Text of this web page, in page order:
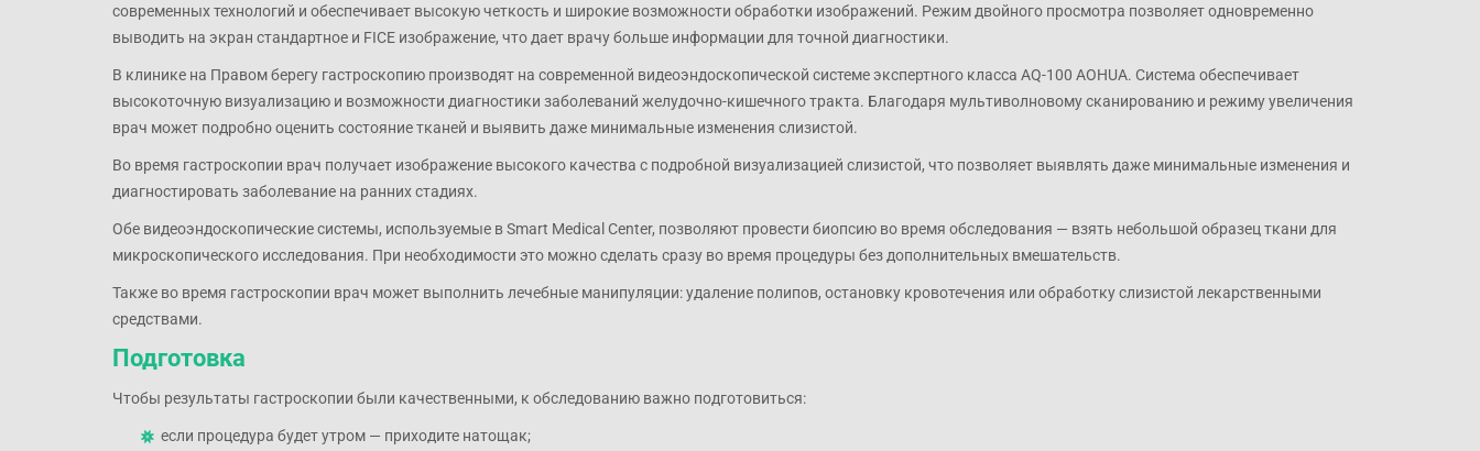
современных технологий и обеспечивает высокую четкость и широкие возможности обработки изображений. Режим двойного просмотра позволяет одновременно
выводить на экран стандартное и FICE изображение, что дает врачу больше информации для точной диагностики.
В клинике на Правом берегу гастроскопию производят на современной видеоэндоскопической системе экспертного класса AQ-100 AOHUA. Система обеспечивает
высокоточную визуализацию и возможности диагностики заболеваний желудочно-кишечного тракта. Благодаря мультиволновому сканированию и режиму увеличения
врач может подробно оценить состояние тканей и выявить даже минимальные изменения слизистой.
Во время гастроскопии врач получает изображение высокого качества с подробной визуализацией слизистой, что позволяет выявлять даже минимальные изменения и
диагностировать заболевание на ранних стадиях.
Обе видеоэндоскопические системы, используемые в Smart Medical Center, позволяют провести биопсию во время обследования — взять небольшой образец ткани для
микроскопического исследования. При необходимости это можно сделать сразу во время процедуры без дополнительных вмешательств.
Также во время гастроскопии врач может выполнить лечебные манипуляции: удаление полипов, остановку кровотечения или обработку слизистой лекарственными
средствами.
Подготовка
Чтобы результаты гастроскопии были качественными, к обследованию важно подготовиться:
если процедура будет утром — приходите натощак;